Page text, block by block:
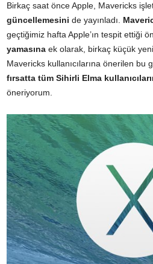
Birkaç saat önce Apple, Mavericks
güncellemesini de yayınladı.
geçtiğimiz hafta Apple’ın tespit ettiği
yamasına ek olarak, birkaç küçük
Mavericks kullanıcılarına önerilen bu
fırsatta tüm Sihirli Elma
öneriyorum.